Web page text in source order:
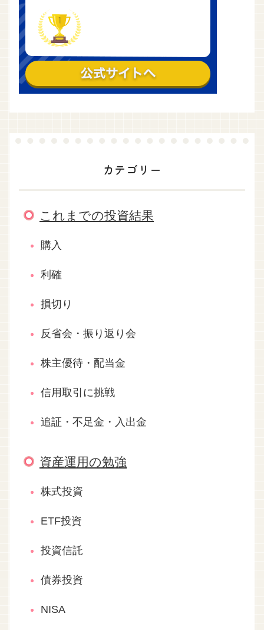
カテゴリー
これまでの投資結果
購入
利確
損切り
反省会・振り返り会
株主優待・配当金
信用取引に挑戦
追証・不足金・入出金
資産運用の勉強
株式投資
ETF投資
投資信託
債券投資
NISA